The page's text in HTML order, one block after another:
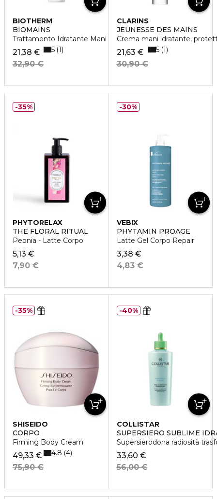
BIOTHERM
BIOMAINS
Trattamento Idratante Mani
21,38 €
32,90 €
5 1
CLARINS
JEUNESSE DES MAINS
Crema mani idratante,
21,63 €
30,90 €
5 1
PHYTORELAX
THE FLORAL RITUAL
Peonia - Latte Corpo
5,13 €
7,90 €
35%
VEBIX
PHYTAMIN PROAGE
Latte Gel Corpo Repair
3,38 €
4,83 €
30%
SHISEIDO
CORPO
Firming Body Cream
49,33 €
75,90 €
4.8 4
35%
COLLISTAR
SUPERSIERO SUBLIME
Supersierodona radiosità
33,60 €
56,00 €
40%